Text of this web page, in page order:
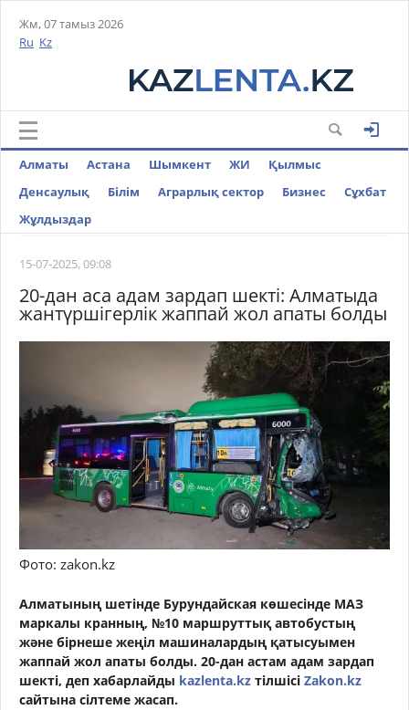
Жм, 07 тамыз 2026
Ru Kz
Алматы Астана Шымкент ЖИ
Қылмыс
Денсаулық
Білім Аграрлық сектор Бизнес
Cұхбат
Жұлдыздар
15-07-2025, 09:08
20-дан аса адам зардап шекті: Алматыда
жантүршігерлік жаппай жол апаты болды
Фото: zakon.kz
Алматының шетінде Бурундайская көшесінде МАЗ
маркалы кранның, №10 маршруттық автобустың
және бірнеше жеңіл машиналардың қатысуымен
жаппай жол апаты болды. 20-дан астам адам зардап
шекті, деп хабарлайды kazlenta.kz тілшісі Zakon.kz
сайтына сілтеме жасап.